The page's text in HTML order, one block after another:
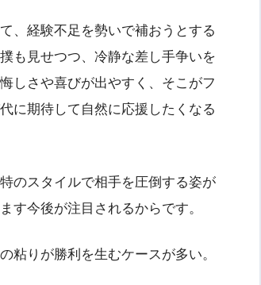
、経験不足を勢いで補おうとする
も見せつつ、冷静な差し手争いを
しさや喜びが出やすく、そこがフ
に期待して自然に応援したくなる
のスタイルで相手を圧倒する姿が
す今後が注目されるからです。
粘りが勝利を生むケースが多い。